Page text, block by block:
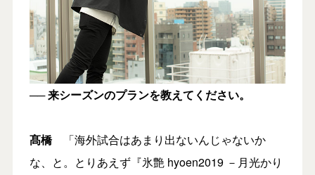
── 来シーズンのプランを教えてください。
髙橋「海外試合はあまり出ないんじゃないか
な、と。とりあえず『氷艶 hyoen2019 －月光かり